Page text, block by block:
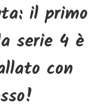
il primo
serie 4 è
con